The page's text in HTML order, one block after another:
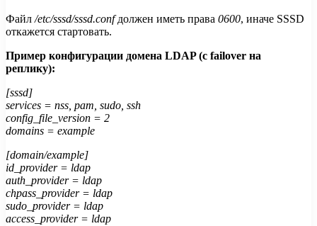
Файл/etc/sssd/sssd.confдолжен иметь права 0600, иначе SSSD
откажется стартовать.
Пример конфигурации домена LDAP (с failover на
реплику):
[sssd]
services = nss, pam, sudo, ssh
config_file_version = 2
domains = example
[domain/example]
id_provider = ldap
auth_provider = ldap
chpass_provider = ldap
sudo_provider = ldap
access_provider = ldap